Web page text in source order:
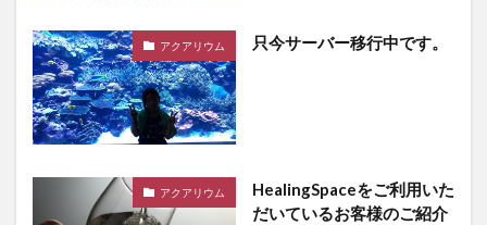
アクアリウム 只今サーバー移行中です。
アクアリウム
HealingSpaceをご利用いた
だいているお客様のご紹介